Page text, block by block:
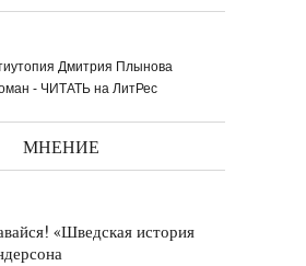
Дмитрия Плынова
- ЧИТАТЬ на ЛитРес
МНЕНИЕ
«Шведская история